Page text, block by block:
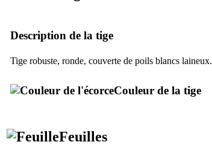
Description de la tige
Tige robuste, ronde, couverte de poils blancs laineux.
Couleur de la tige
Feuilles